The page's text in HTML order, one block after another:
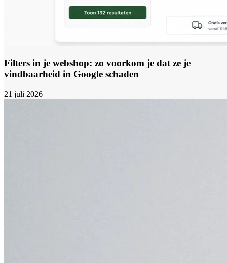
Filters in je webshop: zo voorkom je dat ze je
vindbaarheid in Google schaden
21 juli 2026